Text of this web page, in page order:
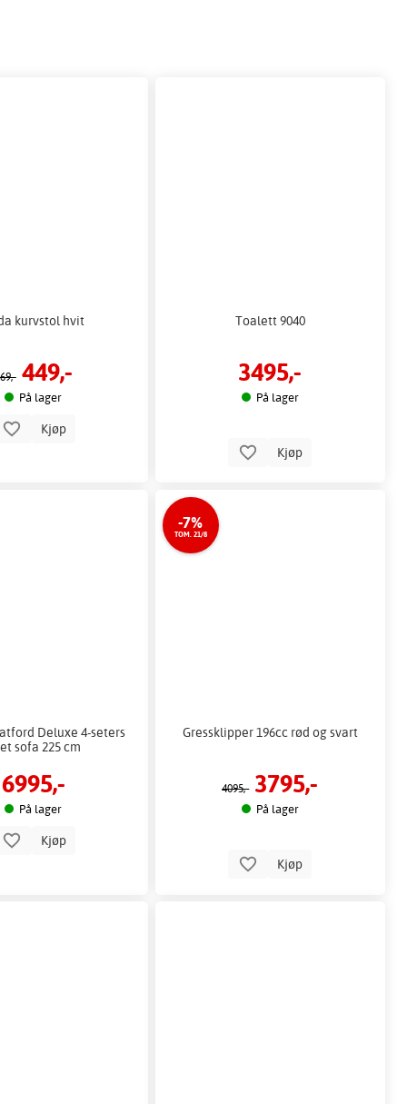
kurvstol hvit
449,-
På lager
Kjøp
Toalett 9040
3495,-
På lager
Kjøp
Deluxe 4-seters
sofa 225 cm
6995,-
På lager
Kjøp
-7%
TOM. 21/8
Gressklipper 196cc rød og svart
4095,- 3795,-
På lager
Kjøp